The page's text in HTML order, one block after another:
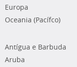
Europa
Oceania (Pacífco)
Antígua e Barbuda
Aruba